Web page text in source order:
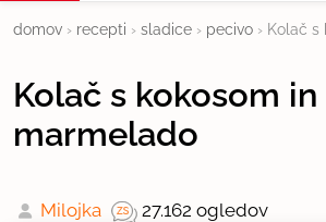
domov › recepti › sladice › pecivo › Kolač s
Kolač s kokosom in
marmelado
Milojka 27.162 ogledov